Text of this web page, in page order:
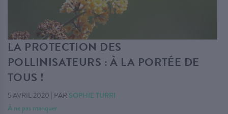
LA PROTECTION DES
POLLINISATEURS : À LA PORTÉE DE
TOUS !
5 AVRIL 2020 | PAR SOPHIE TURRI
À ne pas manquer